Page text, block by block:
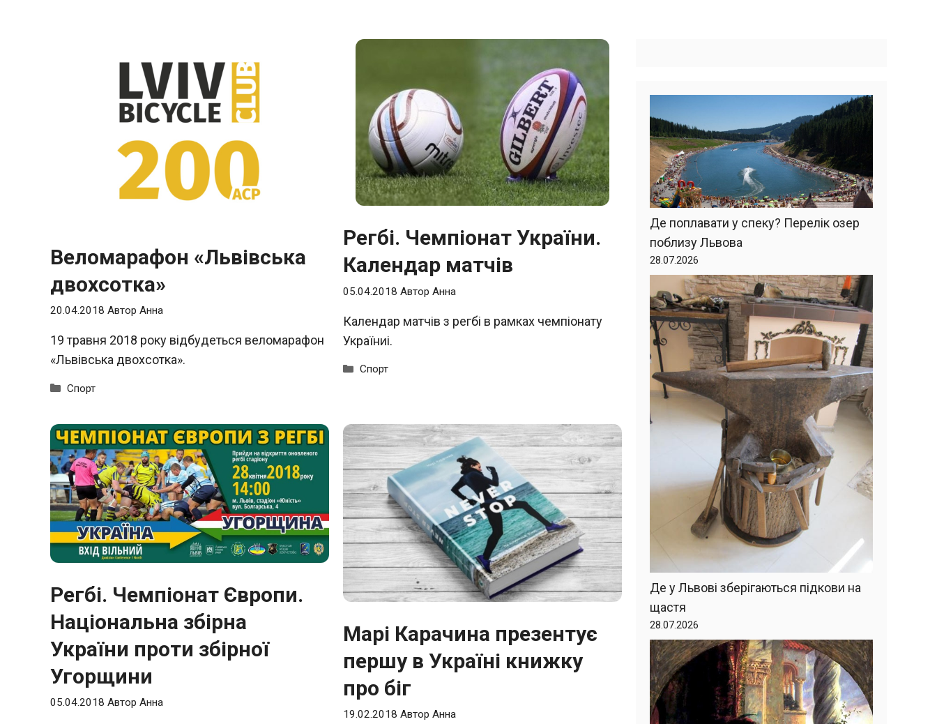
Веломарафон «Львівська
двохсотка»
20.04.2018 Автор Анна
19 травня 2018 року відбудеться веломарафон
«Львівська двохсотка».
Категорії
Спорт
Регбі. Чемпіонат України.
Календар матчів
05.04.2018 Автор Анна
Календар матчів з регбі в рамках чемпіонату
Україниі.
Категорії
Спорт
Регбі. Чемпіонат Європи.
Національна збірна
України проти збірної
Угорщини
05.04.2018 Автор Анна
Марі Карачина презентує
першу в Україні книжку
про біг
19.02.2018 Автор Анна
Де поплавати у спеку? Перелік озер
поблизу Львова
28.07.2026
Де у Львові зберігаються підкови на
щастя
28.07.2026